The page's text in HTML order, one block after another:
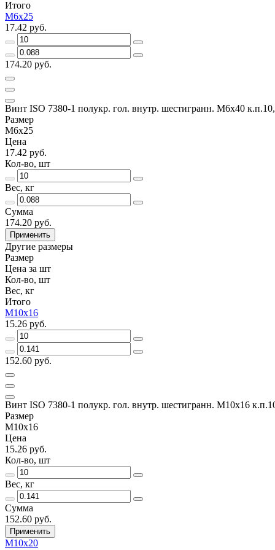
Итого
М6х25
17.42 руб.
174.20 руб.
Винт ISO 7380-1 полукр. гол. внутр. шестигранн. М6х40
Размер
М6х25
Цена
17.42 руб.
Кол-во, шт
Вес, кг
Сумма
174.20 руб.
Применить
Другие размеры
Размер
Цена за шт
Кол-во, шт
Вес, кг
Итого
М10х16
15.26 руб.
152.60 руб.
Винт ISO 7380-1 полукр. гол. внутр. шестигранн. М10х16
Размер
М10х16
Цена
15.26 руб.
Кол-во, шт
Вес, кг
Сумма
152.60 руб.
Применить
М10х20